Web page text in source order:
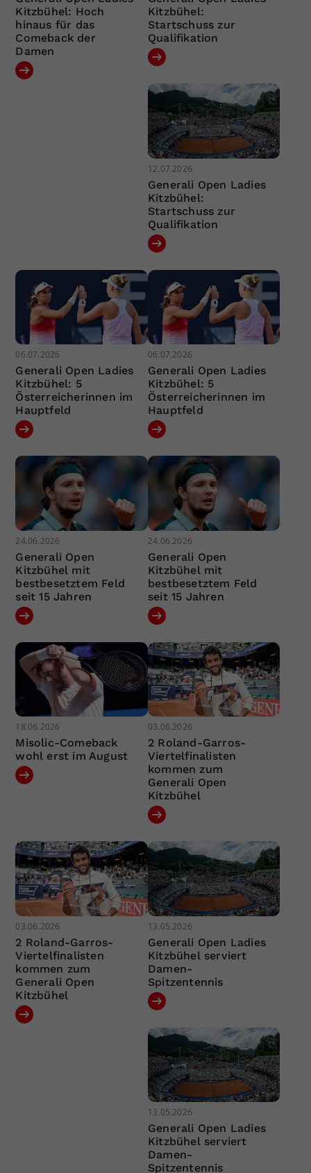
Kitzbühel: Hoch
hinaus für das
Comeback der
Damen
Kitzbühel:
Startschuss zur
Qualifikation
12.07.2026
Generali Open Ladies
Kitzbühel:
Startschuss zur
Qualifikation
06.07.2026
Generali Open Ladies
Kitzbühel: 5
Österreicherinnen im
Hauptfeld
06.07.2026
Generali Open Ladies
Kitzbühel: 5
Österreicherinnen im
Hauptfeld
24.06.2026
Generali Open
Kitzbühel mit
bestbesetztem Feld
seit 15 Jahren
24.06.2026
Generali Open
Kitzbühel mit
bestbesetztem Feld
seit 15 Jahren
18.06.2026
Misolic-Comeback
wohl erst im August
03.06.2026
2 Roland-Garros-
Viertelfinalisten
kommen zum
Generali Open
Kitzbühel
03.06.2026
2 Roland-Garros-
Viertelfinalisten
kommen zum
Generali Open
Kitzbühel
13.05.2026
Generali Open Ladies
Kitzbühel serviert
Damen-
Spitzentennis
13.05.2026
Generali Open Ladies
Kitzbühel serviert
Damen-
Spitzentennis